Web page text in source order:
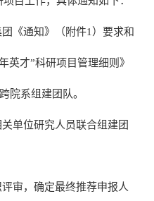
《通知》（附件1）要求和
英才”科研项目管理细则》
院系组建团队。
单位研究人员联合组建团
审，确定最终推荐申报人